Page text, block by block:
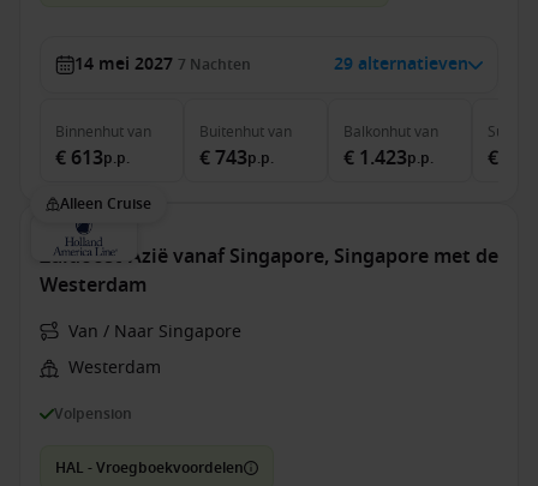
14 mei 2027 7 Nachten 29 alternatieven
Binnenhutvan
€ 613p.p.
Buitenhutvan
€ 743p.p.
Balkonhutvan
€ 1.423p.p.
Suite
€
Alleen Cruise
Zuidoost-Azië vanaf Singapore, Singapore met de
Westerdam
Van / Naar Singapore
Westerdam
Volpension
HAL - Vroegboekvoordelen